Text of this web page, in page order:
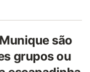
são
grupos ou